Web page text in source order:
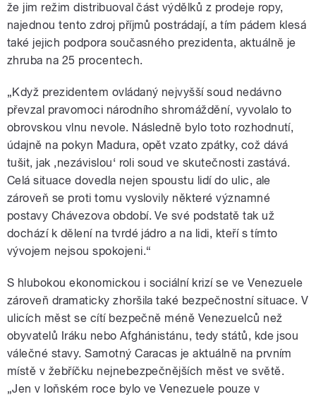
že jim režim distribuoval část výdělků z prodeje ropy,
najednou tento zdroj příjmů postrádají, a tím pádem klesá
také jejich podpora současného prezidenta, aktuálně je
zhruba na 25 procentech.
„Když prezidentem ovládaný nejvyšší soud nedávno
převzal pravomoci národního shromáždění, vyvolalo to
obrovskou vlnu nevole. Následně bylo toto rozhodnutí,
údajně na pokyn Madura, opět vzato zpátky, což dává
tušit, jak ‚nezávislou‘ roli soud ve skutečnosti zastává.
Celá situace dovedla nejen spoustu lidí do ulic, ale
zároveň se proti tomu vyslovily některé významné
postavy Chávezova období. Ve své podstatě tak už
dochází k dělení na tvrdé jádro a na lidi, kteří s tímto
vývojem nejsou spokojeni.“
S hlubokou ekonomickou i sociální krizí se ve Venezuele
zároveň dramaticky zhoršila také bezpečnostní situace. V
ulicích měst se cítí bezpečně méně Venezuelců než
obyvatelů Iráku nebo Afghánistánu, tedy států, kde jsou
válečné stavy. Samotný Caracas je aktuálně na prvním
místě v žebříčku nejnebezpečnějších měst ve světě.
„Jen v loňském roce bylo ve Venezuele pouze v